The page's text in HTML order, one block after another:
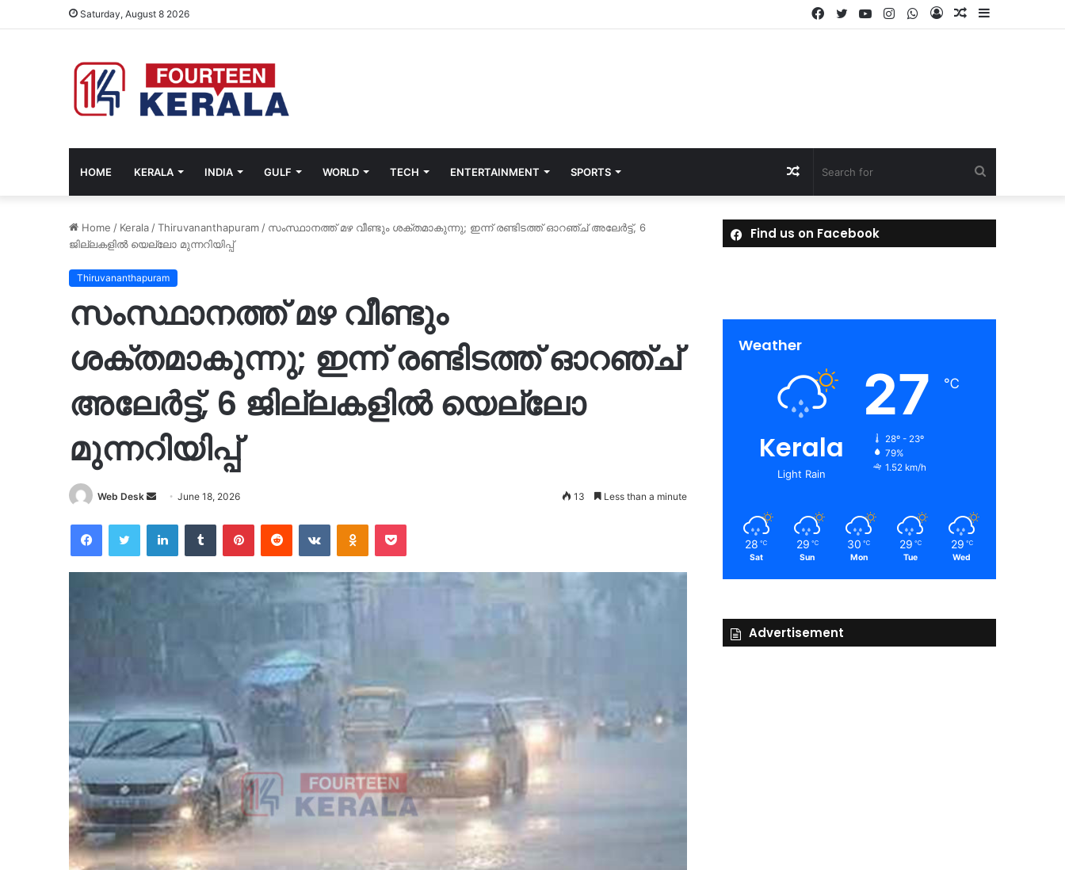
Saturday, August 8 2026 Sidebar
Random
Log
WhatsApp
Instagram
YouTube
Twitter
Facebook
HOME KERALA INDIA GULF WORLD TECH ENTERTAINMENT SPORTS
for
Random
Article
Home / Kerala /Thiruvananthapuram / സംസ്ഥാനത്ത് മഴ വീണ്ടും ശക്തമാകുന്നു; ഇന്ന് രണ്ടിടത്ത് ഓറഞ്ച് അലേർട്ട്, 6
ജില്ലകളിൽ യെല്ലോ മുന്നറിയിപ്പ്
Thiruvananthapuram
സംസ്ഥാനത്ത് മഴ വീണ്ടും
ശക്തമാകുന്നു; ഇന്ന് രണ്ടിടത്ത് ഓറഞ്ച്
അലേർട്ട്, 6 ജില്ലകളിൽ യെല്ലോ
മുന്നറിയിപ്പ്
Web Desk
Send
email
June 18, 2026 13 Less than a minute
FacebookTwitter LinkedInTumblr PinterestReddit VKontakteOdnoklassniki
Pocket
Find us on Facebook
Weather
Kerala
Light Rain
27 ℃
28º - 23º
79%
1.52 km/h
28 ℃
Sat
29 ℃
Sun
30 ℃
Mon
29 ℃
Tue
29 ℃
Wed
Advertisement